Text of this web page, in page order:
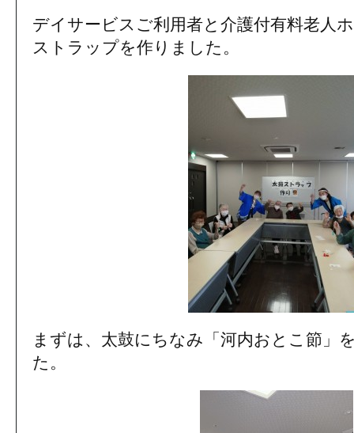
デイサービスご利用者と介護付有料老人
ストラップを作りました。
まずは、太鼓にちなみ「河内おとこ節」
た。